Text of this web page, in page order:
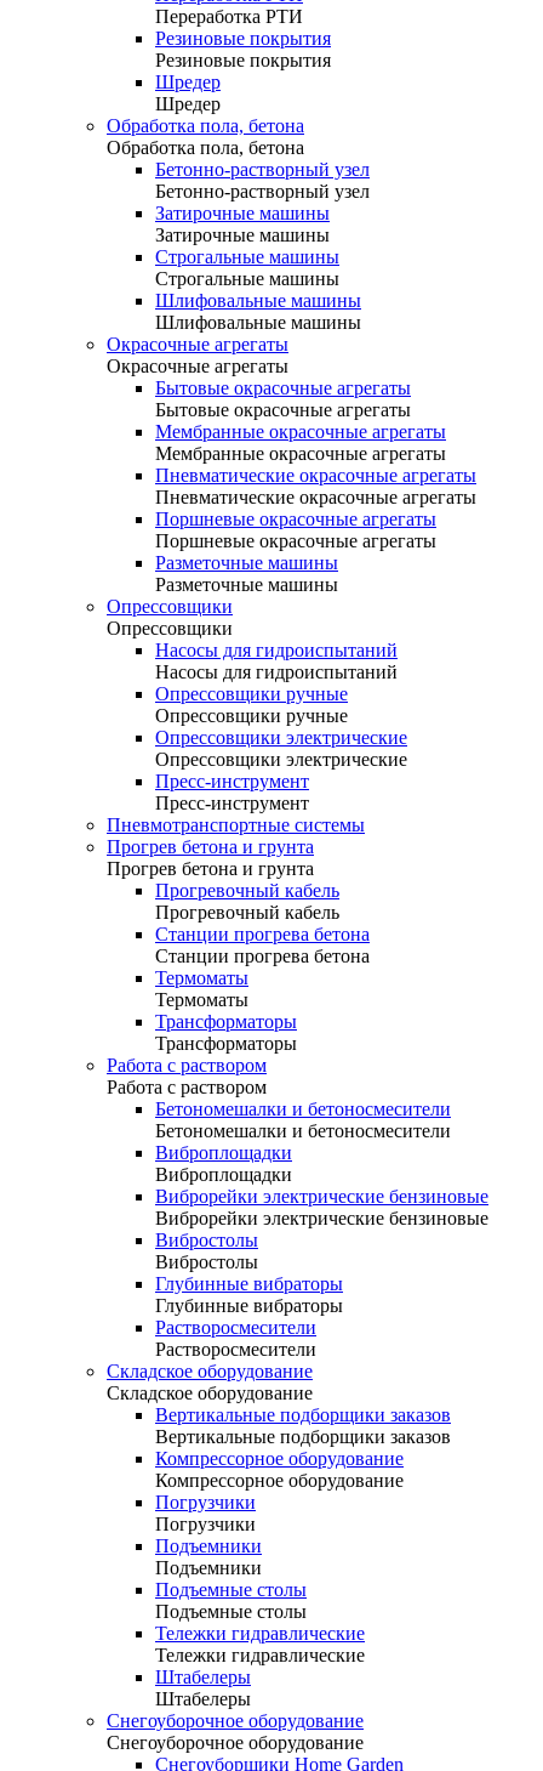
Переработка РТИ
Резиновые покрытия
Резиновые покрытия
Шредер
Шредер
Обработка пола, бетона
Обработка пола, бетона
Бетонно-растворный узел
Бетонно-растворный узел
Затирочные машины
Затирочные машины
Строгальные машины
Строгальные машины
Шлифовальные машины
Шлифовальные машины
Окрасочные агрегаты
Окрасочные агрегаты
Бытовые окрасочные агрегаты
Бытовые окрасочные агрегаты
Мембранные окрасочные агрегаты
Мембранные окрасочные агрегаты
Пневматические окрасочные агрегаты
Пневматические окрасочные агрегаты
Поршневые окрасочные агрегаты
Поршневые окрасочные агрегаты
Разметочные машины
Разметочные машины
Опрессовщики
Опрессовщики
Насосы для гидроиспытаний
Насосы для гидроиспытаний
Опрессовщики ручные
Опрессовщики ручные
Опрессовщики электрические
Опрессовщики электрические
Пресс-инструмент
Пресс-инструмент
Пневмотранспортные системы
Прогрев бетона и грунта
Прогрев бетона и грунта
Прогревочный кабель
Прогревочный кабель
Станции прогрева бетона
Станции прогрева бетона
Термоматы
Термоматы
Трансформаторы
Трансформаторы
Работа с раствором
Работа с раствором
Бетономешалки и бетоносмесители
Бетономешалки и бетоносмесители
Виброплощадки
Виброплощадки
Виброрейки электрические бензиновые
Виброрейки электрические бензиновые
Вибростолы
Вибростолы
Глубинные вибраторы
Глубинные вибраторы
Растворосмесители
Растворосмесители
Складское оборудование
Складское оборудование
Вертикальные подборщики заказов
Вертикальные подборщики заказов
Компрессорное оборудование
Компрессорное оборудование
Погрузчики
Погрузчики
Подъемники
Подъемники
Подъемные столы
Подъемные столы
Тележки гидравлические
Тележки гидравлические
Штабелеры
Штабелеры
Снегоуборочное оборудование
Снегоуборочное оборудование
Снегоуборщики Home Garden